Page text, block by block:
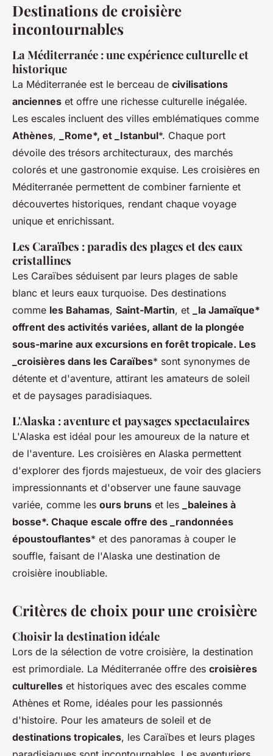
Destinations de croisière
incontournables
La Méditerranée : une expérience culturelle et
historique
La Méditerranée est le berceau de civilisations
anciennes et offre une richesse culturelle inégalée.
Les escales incluent des villes emblématiques comme
Athènes, _Rome*, et _Istanbul*. Chaque port
dévoile des trésors architecturaux, des marchés
colorés et une gastronomie exquise. Les croisières en
Méditerranée permettent de combiner farniente et
découvertes historiques, rendant chaque voyage
unique et enrichissant.
Les Caraïbes : paradis des plages et des eaux
cristallines
Les Caraïbes séduisent par leurs plages de sable
blanc et leurs eaux turquoise. Des destinations
comme les Bahamas, Saint-Martin, et
_la Jamaïque*
offrent des activités variées, allant de la plongée
sous-marine aux excursions en forêt tropicale. Les
_croisières dans les Caraïbes* sont synonymes de
détente et d'aventure, attirant les amateurs de soleil
et de paysages paradisiaques.
L'Alaska : aventure et paysages spectaculaires
L'Alaska est idéal pour les amoureux de la nature et
de l'aventure. Les croisières en Alaska permettent
d'explorer des fjords majestueux, de voir des glaciers
impressionnants et d'observer une faune sauvage
variée, comme les ours bruns et les
_baleines à
bosse*. Chaque escale offre des _randonnées
époustouflantes* et des panoramas à couper le
souffle, faisant de l'Alaska une destination de
croisière inoubliable.
Critères de choix pour une croisière
Choisir la destination idéale
Lors de la sélection de votre croisière, la destination
est primordiale. La Méditerranée offre des croisières
culturelles et historiques avec des escales comme
Athènes et Rome, idéales pour les passionnés
d'histoire. Pour les amateurs de soleil et de
destinations tropicales, les Caraïbes et leurs plages